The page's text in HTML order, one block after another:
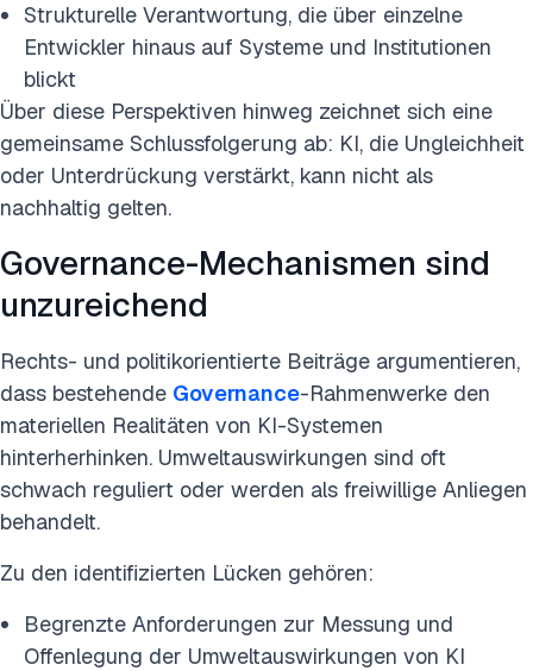
Strukturelle Verantwortung, die über einzelne
Entwickler hinaus auf Systeme und Institutionen
blickt
Über diese Perspektiven hinweg zeichnet sich eine
gemeinsame Schlussfolgerung ab: KI, die Ungleichheit
oder Unterdrückung verstärkt, kann nicht als
nachhaltig gelten.
Governance-Mechanismen sind
unzureichend
Rechts- und politikorientierte Beiträge argumentieren,
dass bestehende Governance-Rahmenwerke den
materiellen Realitäten von KI-Systemen
hinterherhinken. Umweltauswirkungen sind oft
schwach reguliert oder werden als freiwillige Anliegen
behandelt.
Zu den identifizierten Lücken gehören:
Begrenzte Anforderungen zur Messung und
Offenlegung der Umweltauswirkungen von KI